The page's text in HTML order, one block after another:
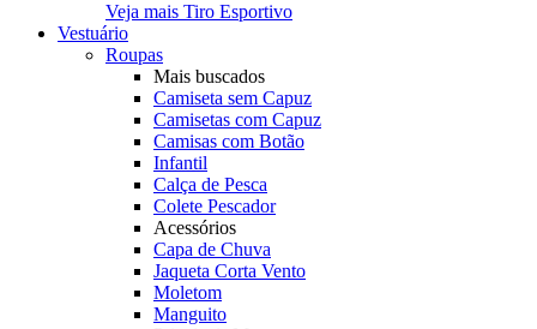
Veja mais Tiro Esportivo
Vestuário
Roupas
Mais buscados
Camiseta sem Capuz
Camisetas com Capuz
Camisas com Botão
Infantil
Calça de Pesca
Colete Pescador
Acessórios
Capa de Chuva
Jaqueta Corta Vento
Moletom
Manguito